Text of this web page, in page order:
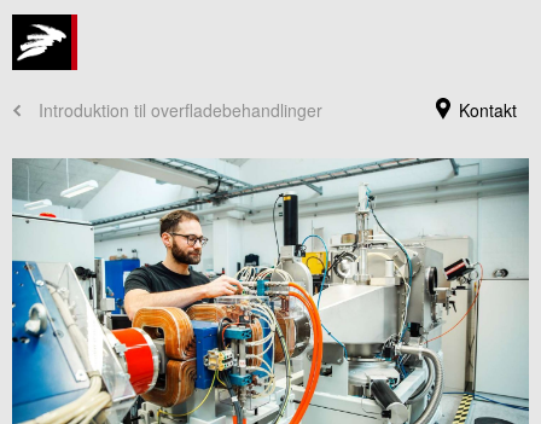
Kontakt
Introduktion til overfladebehandlinger